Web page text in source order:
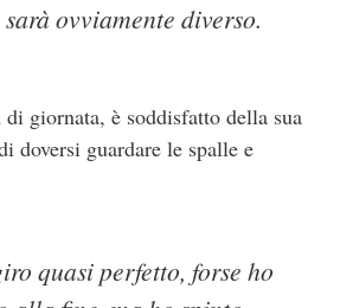
ovviamente diverso.
giornata, è soddisfatto della sua
doversi guardare le spalle e
quasi perfetto, forse ho